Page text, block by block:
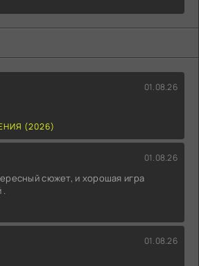
01.08.26
(2026)
01.08.26
сюжет, и хорошая игра
.
01.08.26